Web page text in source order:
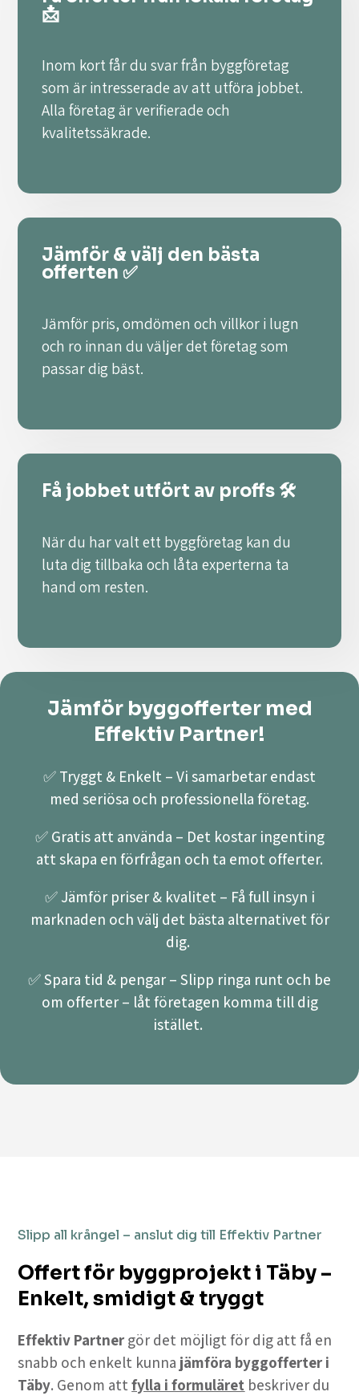
📩
Inom kort får du svar från byggföretag
som är intresserade av att utföra jobbet.
Alla företag är verifierade och
kvalitetssäkrade.
Jämför & välj den bästa
offerten ✅
Jämför pris, omdömen och villkor i lugn
och ro innan du väljer det företag som
passar dig bäst.
Få jobbet utfört av proffs 🛠️
När du har valt ett byggföretag kan du
luta dig tillbaka och låta experterna ta
hand om resten.
Jämför byggofferter med
Effektiv Partner!
✅ Tryggt & Enkelt – Vi samarbetar endast
med seriösa och professionella företag.
✅ Gratis att använda – Det kostar ingenting
att skapa en förfrågan och ta emot offerter.
✅ Jämför priser & kvalitet – Få full insyn i
marknaden och välj det bästa alternativet för
dig.
✅ Spara tid & pengar – Slipp ringa runt och be
om offerter – låt företagen komma till dig
istället.
Slipp all krångel – anslut dig till Effektiv Partner
Offert för byggprojekt i Täby –
Enkelt, smidigt & tryggt
Effektiv Partner gör det möjligt för dig att få en
snabb och enkelt kunna jämföra byggofferter i
Täby. Genom attfylla i formuläret beskriver du